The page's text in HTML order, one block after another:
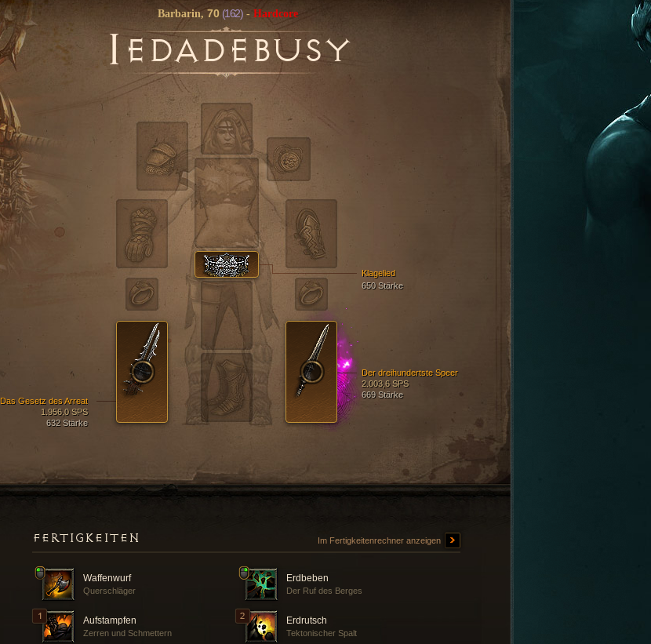
Barbarin, 70 (162) - Hardcore
IEDADEBUSY
Das Gesetz des Arreat
1.956,0 SPS
632 Stärke
Der dreihundertste Speer
2.003,6 SPS
669 Stärke
Klagelied
650 Stärke
FERTIGKEITEN Im Fertigkeitenrechner anzeigen
Waffenwurf
Querschläger
Erdbeben
Der Ruf des Berges
Aufstampfen
Zerren und Schmettern
Erdrutsch
Tektonischer Spalt